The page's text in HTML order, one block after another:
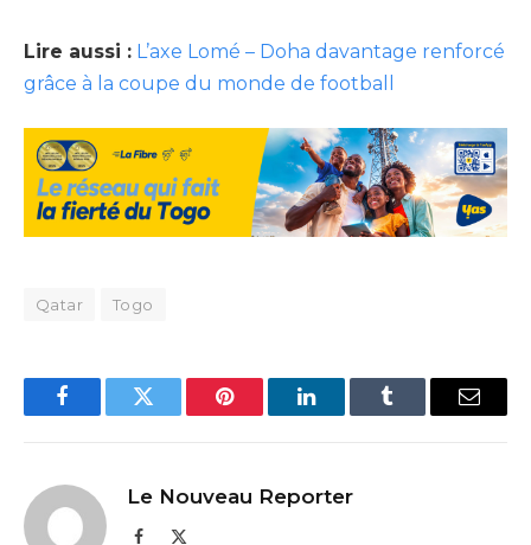
Lire aussi : L’axe Lomé – Doha davantage renforcé
grâce à la coupe du monde de football
Qatar Togo
FacebookTwitter Pinterest LinkedInTumblr Email
Le Nouveau Reporter
Facebook